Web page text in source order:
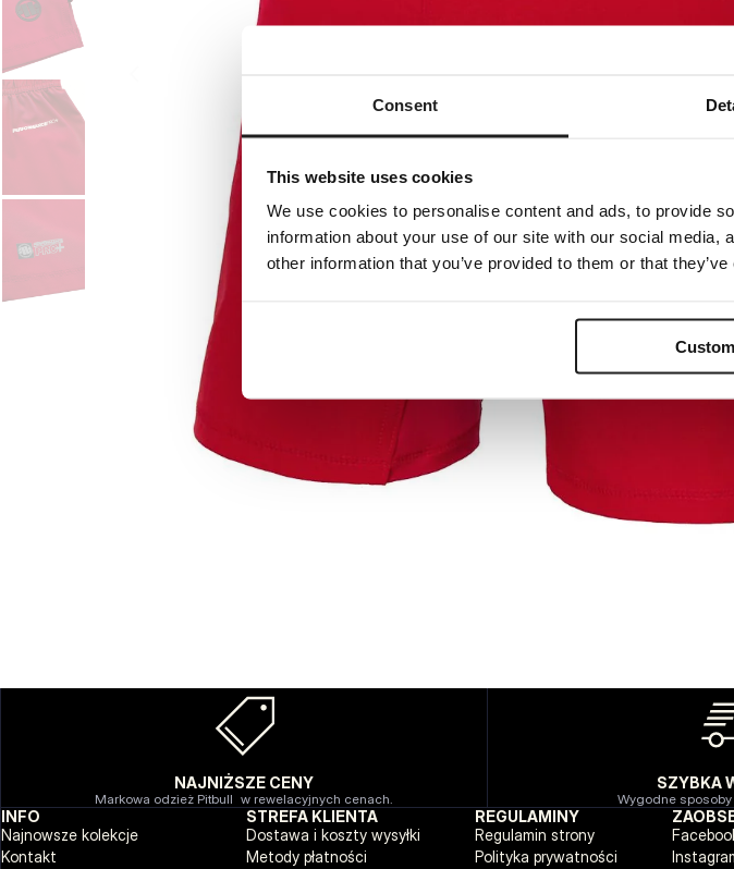
Consent
This website uses cookies
We use cookies to personalise content and ads, to provide
information about your use of our site with our social
other information that you’ve provided to them or that
NAJNIŻSZE CENY
Markowa odzież Pitbull w rewelacyjnych cenach.
SZYBKA
Wygodne sposoby
INFO
Najnowsze kolekcje
Kontakt
STREFA KLIENTA
Dostawa i koszty wysyłki
Metody płatności
REGULAMINY
Regulamin strony
Polityka prywatności